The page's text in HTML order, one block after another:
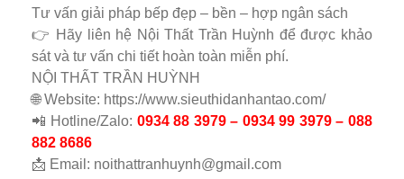
Tư vấn giải pháp bếp đẹp – bền – hợp ngân sách
👉 Hãy liên hệ Nội Thất Trần Huỳnh để được khảo
sát và tư vấn chi tiết hoàn toàn miễn phí.
NỘI THẤT TRẦN HUỲNH
🌐 Website: https://www.sieuthidanhantao.com/
📲 Hotline/Zalo: 0934 88 3979 – 0934 99 3979 – 088
882 8686
📩 Email: noithattranhuynh@gmail.com